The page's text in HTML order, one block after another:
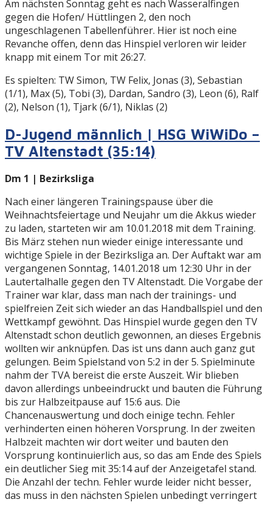
Am nächsten Sonntag geht es nach Wasseralfingen
gegen die Hofen/ Hüttlingen 2, den noch
ungeschlagenen Tabellenführer. Hier ist noch eine
Revanche offen, denn das Hinspiel verloren wir leider
knapp mit einem Tor mit 26:27.
Es spielten: TW Simon, TW Felix, Jonas (3), Sebastian
(1/1), Max (5), Tobi (3), Dardan, Sandro (3), Leon (6), Ralf
(2), Nelson (1), Tjark (6/1), Niklas (2)
D-Jugend männlich | HSG WiWiDo –
TV Altenstadt (35:14)
Dm 1 | Bezirksliga
Nach einer längeren Trainingspause über die
Weihnachtsfeiertage und Neujahr um die Akkus wieder
zu laden, starteten wir am 10.01.2018 mit dem Training.
Bis März stehen nun wieder einige interessante und
wichtige Spiele in der Bezirksliga an. Der Auftakt war am
vergangenen Sonntag, 14.01.2018 um 12:30 Uhr in der
Lautertalhalle gegen den TV Altenstadt. Die Vorgabe der
Trainer war klar, dass man nach der trainings- und
spielfreien Zeit sich wieder an das Handballspiel und den
Wettkampf gewöhnt. Das Hinspiel wurde gegen den TV
Altenstadt schon deutlich gewonnen, an dieses Ergebnis
wollten wir anknüpfen. Das ist uns dann auch ganz gut
gelungen. Beim Spielstand von 5:2 in der 5. Spielminute
nahm der TVA bereist die erste Auszeit. Wir blieben
davon allerdings unbeeindruckt und bauten die Führung
bis zur Halbzeitpause auf 15:6 aus. Die
Chancenauswertung und doch einige techn. Fehler
verhinderten einen höheren Vorsprung. In der zweiten
Halbzeit machten wir dort weiter und bauten den
Vorsprung kontinuierlich aus, so das am Ende des Spiels
ein deutlicher Sieg mit 35:14 auf der Anzeigetafel stand.
Die Anzahl der techn. Fehler wurde leider nicht besser,
das muss in den nächsten Spielen unbedingt verringert